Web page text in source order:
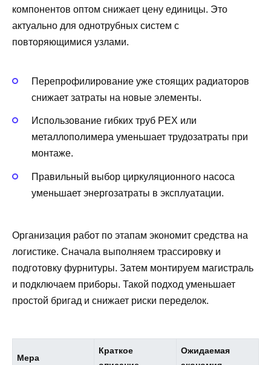
компонентов оптом снижает цену единицы. Это
актуально для однотрубных систем с
повторяющимися узлами.
Перепрофилирование уже стоящих радиаторов
снижает затраты на новые элементы.
Использование гибких труб PEX или
металлополимера уменьшает трудозатраты при
монтаже.
Правильный выбор циркуляционного насоса
уменьшает энергозатраты в эксплуатации.
Организация работ по этапам экономит средства на
логистике. Сначала выполняем трассировку и
подготовку фурнитуры. Затем монтируем магистраль
и подключаем приборы. Такой подход уменьшает
простой бригад и снижает риски переделок.
Мера
Краткое
Ожидаемая